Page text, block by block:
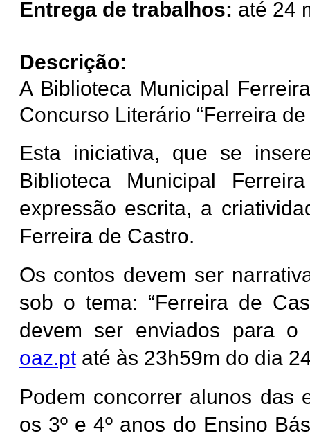
Entrega de trabalhos: até 24
Descrição:
A Biblioteca Municipal
Concurso Literário “Ferreira
Esta iniciativa, que se
Biblioteca Municipal
expressão escrita, a
Ferreira de Castro.
Os contos devem ser
sob o tema: “Ferreira de
devem ser enviados para
oaz.ptaté às 23h59m do dia
Podem concorrer alunos das
os 3º e 4º anos do Ensino